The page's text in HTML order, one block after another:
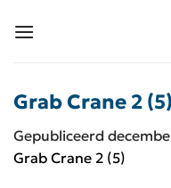
naar
Grab Crane 2 (5)
Gepubliceerd
Grab Crane 2 (5)